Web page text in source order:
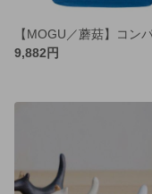
9,882円